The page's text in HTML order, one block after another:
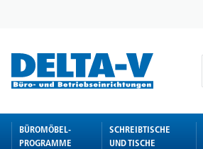
BÜROMÖBEL-
PROGRAMME
SCHREIBTISCHE
UND TISCHE